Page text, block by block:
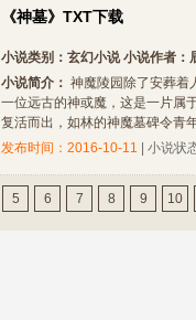
《神墓》TXT下载
小说类别： 玄幻小说小说作者：
小说简介： 神魔陵园除了安葬着
一位远古的神或魔，这是一片属
复活而出，如林的神魔墓碑令青
发布时间：2016-10-11 | 小说状
5 6 7 8 9 10